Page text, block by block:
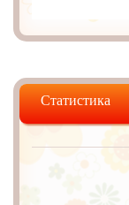
Статистика